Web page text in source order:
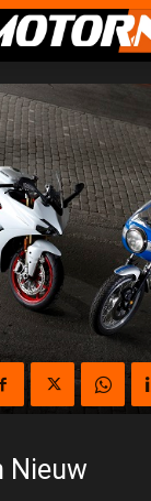
Nieuw